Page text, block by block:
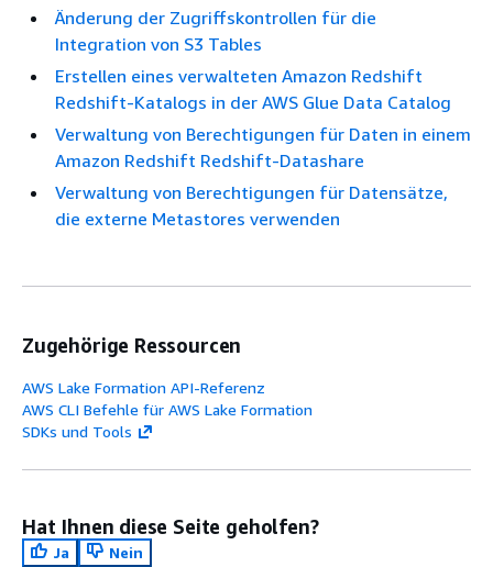
Änderung der Zugriffskontrollen für die
Integration von S3 Tables
Erstellen eines verwalteten Amazon Redshift
Redshift-Katalogs in der AWS Glue Data Catalog
Verwaltung von Berechtigungen für Daten in einem
Amazon Redshift Redshift-Datashare
Verwaltung von Berechtigungen für Datensätze,
die externe Metastores verwenden
Zugehörige Ressourcen
AWS Lake Formation API-Referenz
AWS CLI Befehle für AWS Lake Formation
SDKs und Tools
Hat Ihnen diese Seite geholfen?
Ja
Nein